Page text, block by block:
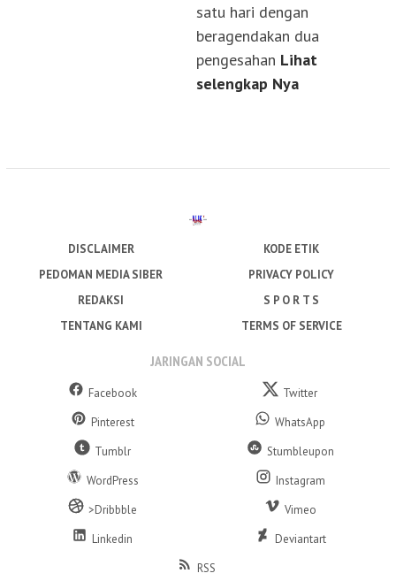
satu hari dengan
beragendakan dua
pengesahan Lihat
selengkap Nya
DISCLAIMER
KODE ETIK
PEDOMAN MEDIA SIBER
PRIVACY POLICY
REDAKSI
S P O R T S
TENTANG KAMI
TERMS OF SERVICE
JARINGAN SOCIAL
Facebook
Twitter
Pinterest
WhatsApp
Tumblr
Stumbleupon
WordPress
Instagram
>Dribbble
Vimeo
Linkedin
Deviantart
RSS